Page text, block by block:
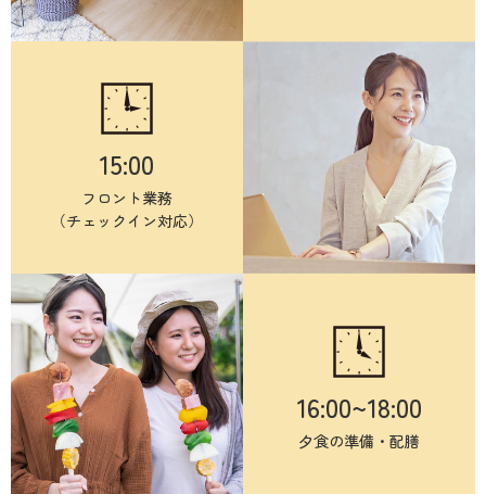
15:00
フロント業務
（チェックイン対応）
16:00~18:00
夕食の準備・配膳